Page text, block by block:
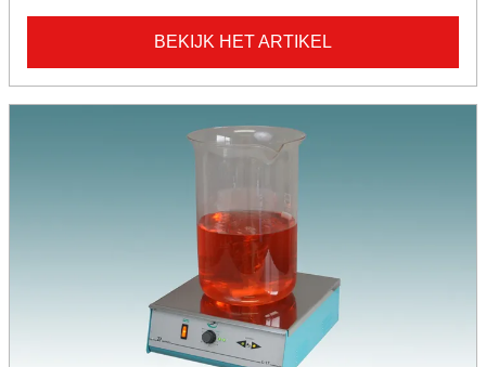
BEKIJK HET ARTIKEL